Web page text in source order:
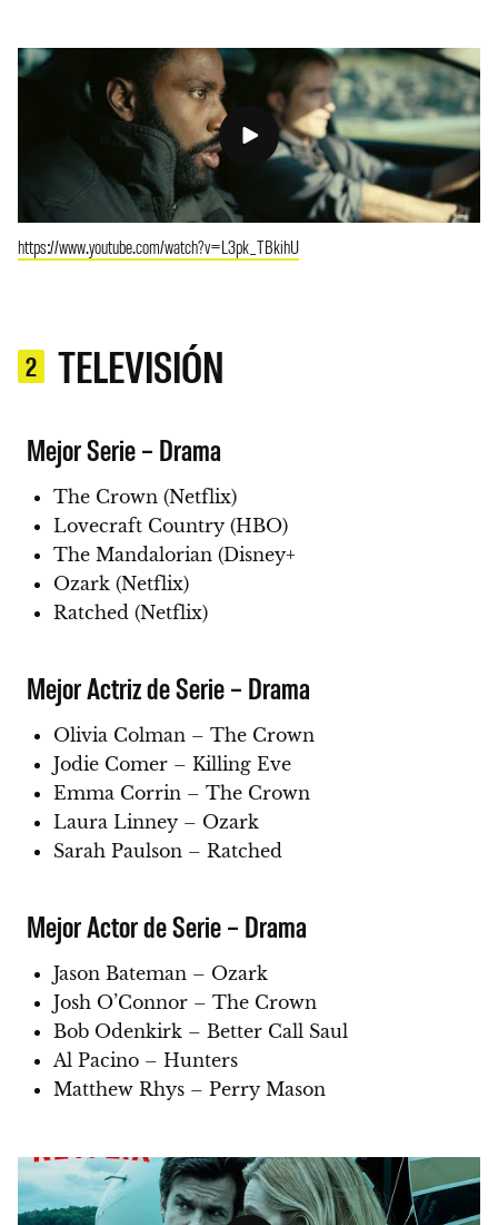
https://www.youtube.com/watch?v=L3pk_TBkihU
2 TELEVISIÓN
Mejor Serie – Drama
The Crown (Netflix)
Lovecraft Country (HBO)
The Mandalorian (Disney+
Ozark (Netflix)
Ratched (Netflix)
Mejor Actriz de Serie – Drama
Olivia Colman – The Crown
Jodie Comer – Killing Eve
Emma Corrin – The Crown
Laura Linney – Ozark
Sarah Paulson – Ratched
Mejor Actor de Serie – Drama
Jason Bateman – Ozark
Josh O’Connor – The Crown
Bob Odenkirk – Better Call Saul
Al Pacino – Hunters
Matthew Rhys – Perry Mason